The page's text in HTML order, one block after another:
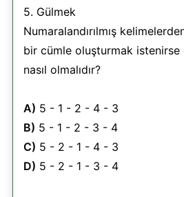
5. Gülmek
Numaralandırılmış
bir cümle oluşturmak istenirse
nasıl olmalıdır?
A) 5 - 1 - 2 - 4 - 3
B) 5 - 1 - 2 - 3 - 4
C) 5 - 2 - 1 - 4 - 3
D) 5 - 2 - 1 - 3 - 4